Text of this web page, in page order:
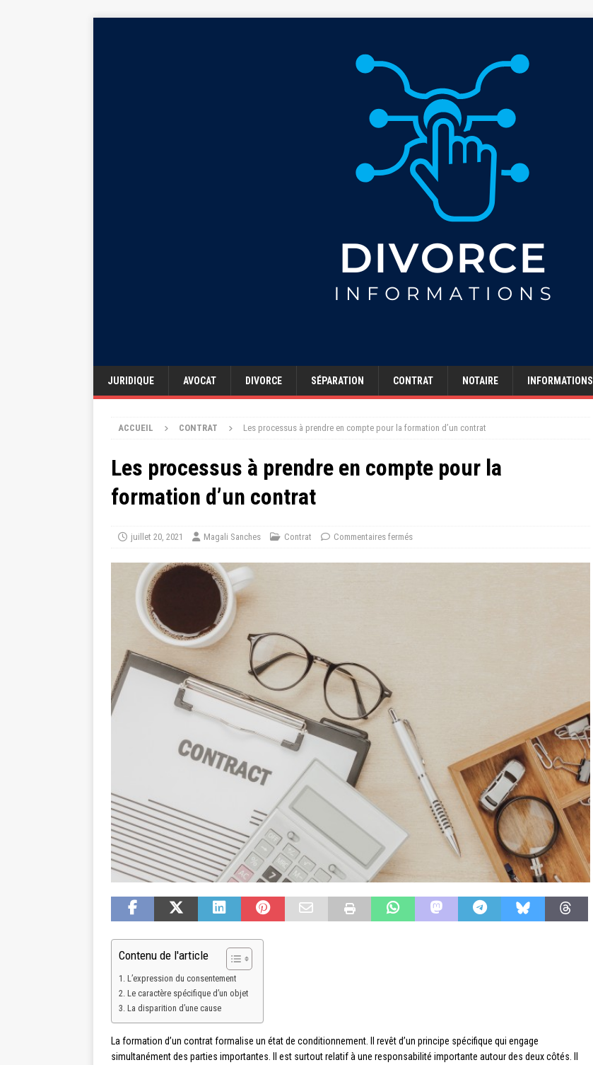
JURIDIQUE AVOCAT DIVORCE SÉPARATION CONTRAT NOTAIRE INFORMATIONS
ACCUEIL CONTRAT Les processus à prendre en compte pour la formation d’un contrat
Les processus à prendre en compte pour la
formation d’un contrat
juillet 20, 2021 Magali Sanches Contrat Commentaires fermés
Contenu de l'article
L’expression du consentement
Le caractère spécifique d’un objet
La disparition d’une cause
La formation d’un contrat formalise un état de conditionnement. Il revêt d’un principe spécifique qui engage
simultanément des parties importantes. Il est surtout relatif à une responsabilité importante autour des deux côtés. Il